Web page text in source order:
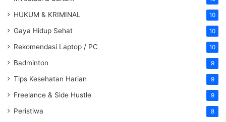
HUKUM & KRIMINAL 10
Gaya Hidup Sehat 10
Rekomendasi Laptop / PC 10
Badminton 9
Tips Kesehatan Harian 9
Freelance & Side Hustle 9
Peristiwa 8